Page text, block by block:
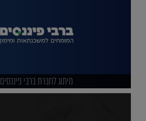
מיתוג לחברת ברבי פיננסים